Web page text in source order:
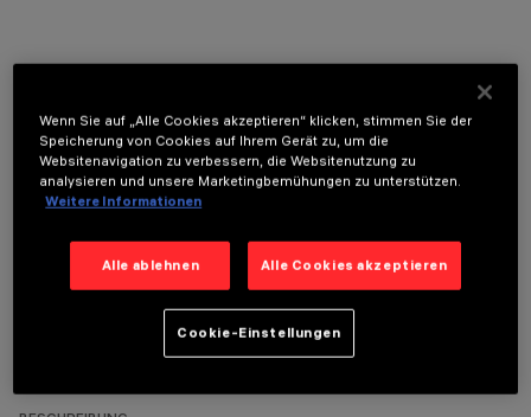
OPTIONALE KOMPONENTEN
TECHNISCHE DATEN
LETZTES UPDATE: 06.08.2026
Wenn Sie auf „Alle Cookies akzeptieren“ klicken, stimmen Sie der
Speicherung von Cookies auf Ihrem Gerät zu, um die
Websitenavigation zu verbessern, die Websitenutzung zu
analysieren und unsere Marketingbemühungen zu unterstützen.
Weitere Informationen
Alle ablehnen Alle Cookies akzeptieren
Cookie-Einstellungen